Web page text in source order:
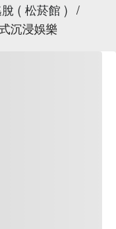
( 松菸館 ) /
沉浸娛樂